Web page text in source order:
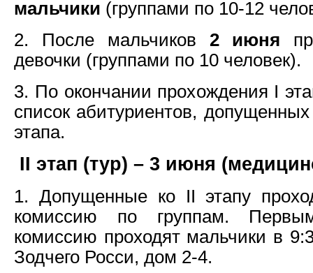
мальчики (группами по 10-12
2. После мальчиков 2 июня
девочки (группами по 10 человек).
3. По окончании прохождения I
список абитуриентов,
этапа.
II этап (тур) – 3 июня
1. Допущенные ко II этапу
комиссию по группам.
комиссию проходят мальчики в
Зодчего Росси, дом 2-4.